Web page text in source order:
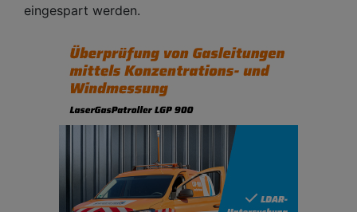
eingespart werden.